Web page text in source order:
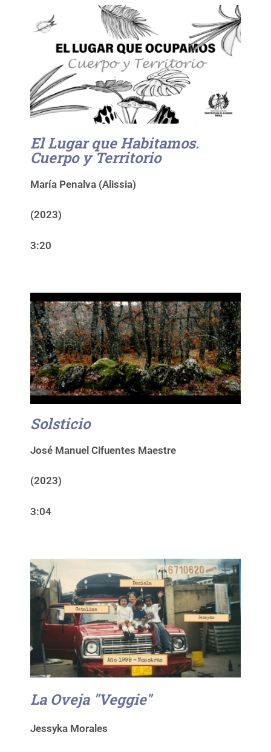
El Lugar que Habitamos.
Cuerpo y Territorio
María Penalva (Alissia)
(2023)
3:20
Solsticio
José Manuel Cifuentes Maestre
(2023)
3:04
La Oveja "Veggie"
Jessyka Morales